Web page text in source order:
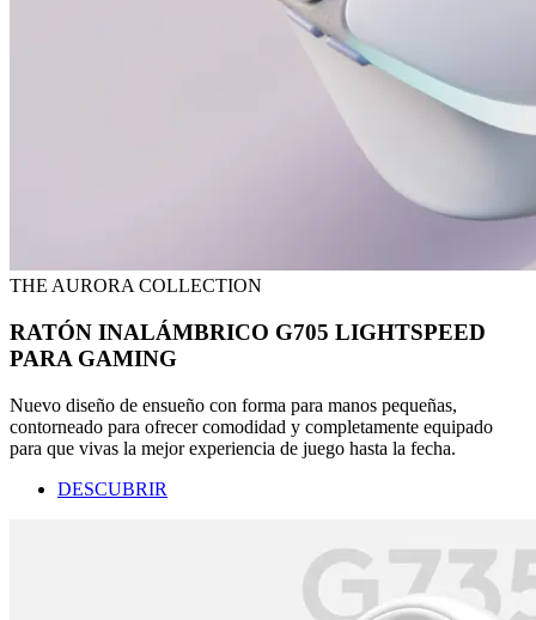
THE AURORA COLLECTION
RATÓN INALÁMBRICO G705 LIGHTSPEED
PARA GAMING
Nuevo diseño de ensueño con forma para manos pequeñas,
contorneado para ofrecer comodidad y completamente equipado
para que vivas la mejor experiencia de juego hasta la fecha.
DESCUBRIR